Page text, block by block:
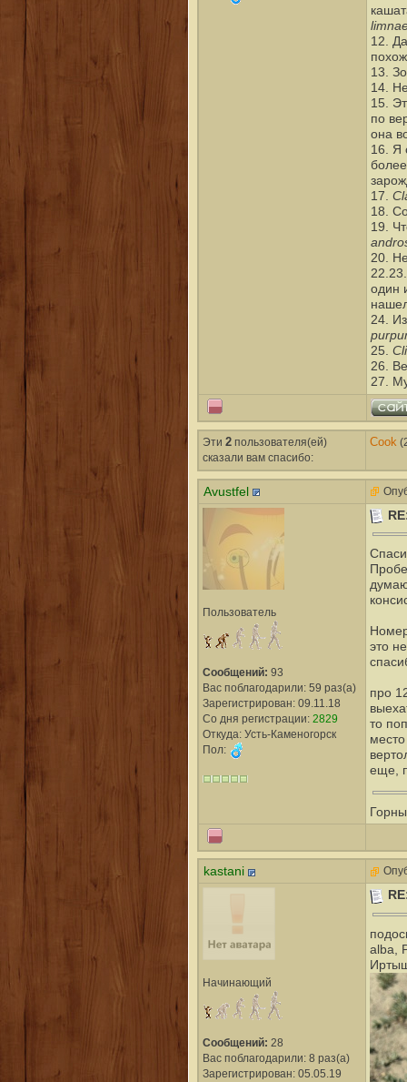
12.
13.
14.
15.
по
она
16. Я
17.
18.
19.
20.
один
24.
25.
26.
27.
Эти 2пользователя(ей)
сказали вам cпасибо:
Cook
Avustfel
Пользователь
Сообщений: 93
Вас поблагодарили: 59 раз(а)
Зарегистрирован: 09.11.18
Со дня регистрации: 2829
Откуда: Усть-Каменогорск
Пол:
это
про
то
еще,
kastani
Начинающий
Сообщений: 28
Вас поблагодарили: 8 раз(а)
Зарегистрирован: 05.05.19
alba,